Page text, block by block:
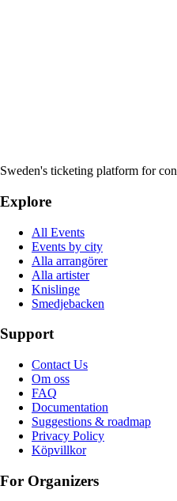
Sweden's ticketing platform for
Explore
All Events
Events by city
Alla arrangörer
Alla artister
Knislinge
Smedjebacken
Support
Contact Us
Om oss
FAQ
Documentation
Suggestions & roadmap
Privacy Policy
Köpvillkor
For Organizers